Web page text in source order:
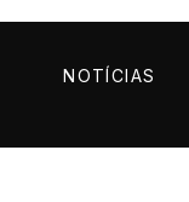
NOTÍCIAS